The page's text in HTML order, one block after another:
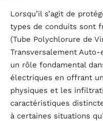
Lorsqu’il s’agit de
types de conduits sont
(Tube Polychlorure de
Transversalement
un rôle fondamental
électriques en offrant
physiques et les
caractéristiques
à certaines situations